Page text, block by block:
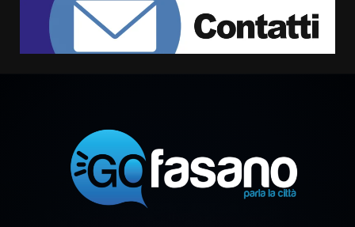
1
Rivoluzione”: nuovo
appuntamento con “Fasano in
Banda”
campionato di calcio”
7 Agosto 2026 06:00
Fasanese ferito a colpi di arma